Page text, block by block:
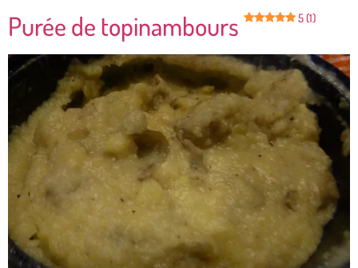
Purée de topinambours 5 (1)